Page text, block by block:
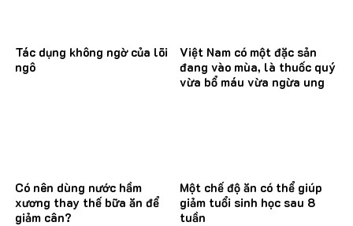
Tác dụng không ngờ của lõi
ngô
Việt Nam có một đặc sản
đang vào mùa, là thuốc quý
vừa bổ máu vừa ngừa ung
Có nên dùng nước hầm
xương thay thế bữa ăn để
giảm cân?
Một chế độ ăn có thể giúp
giảm tuổi sinh học sau 8
tuần